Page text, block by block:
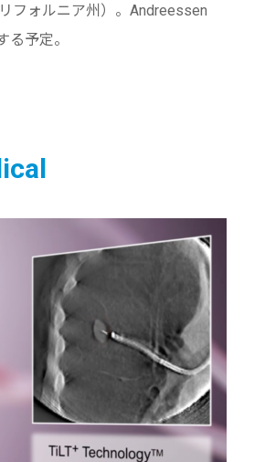
フォルニア州）。Andreessen
予定。